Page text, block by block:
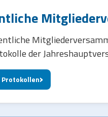
der
Protokollen